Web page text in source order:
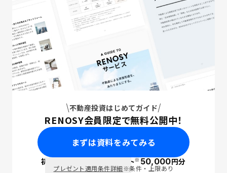
不動産投資はじめてガイド
RENOSY会員限定で無料公開中！
まずは資料をみてみる
初回面談で ポイント※50,000円分
プレゼント適用条件詳細※条件・上限あり